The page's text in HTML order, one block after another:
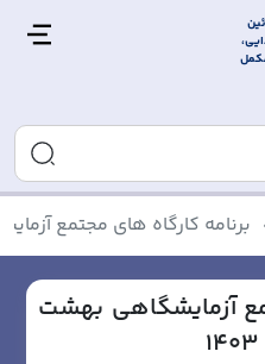
برنامه کارگاه های مجتمع
آزمایشگاهی بهشت